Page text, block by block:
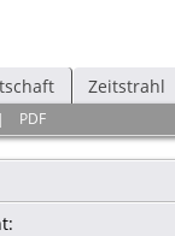
Zeitstrahl
PDF